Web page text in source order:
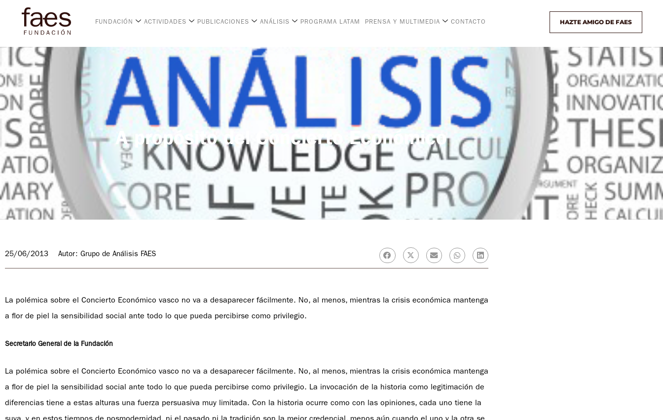
FUNDACIÓN ACTIVIDADES PUBLICACIONES ANÁLISIS PROGRAMA LATAM PRENSA Y MULTIMEDIA CONTACTO HAZTE AMIGO DE FAES
A propósito del Concierto Económico
25/06/2013 Autor: Grupo de Análisis FAES
La polémica sobre el Concierto Económico vasco no va a desaparecer fácilmente. No, al menos, mientras la crisis económica mantenga
a flor de piel la sensibilidad social ante todo lo que pueda percibirse como privilegio.
Secretario General de la Fundación
La polémica sobre el Concierto Económico vasco no va a desaparecer fácilmente. No, al menos, mientras la crisis económica mantenga
a flor de piel la sensibilidad social ante todo lo que pueda percibirse como privilegio. La invocación de la historia como legitimación de
diferencias tiene a estas alturas una fuerza persuasiva muy limitada. Con la historia ocurre como con las opiniones, cada uno tiene la